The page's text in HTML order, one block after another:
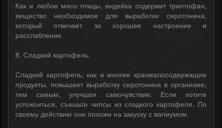
Как и любое мясо птицы, индейка содержит триптофан,
вещество необходимое для выработки серотонина,
который отвечает за хорошее настроение и
расслабление.
8. Сладкий картофель.
Сладкий картофель, как и многие крахмалосодержащие
продукты, повышает выработку серотонина в организме,
тем самым, улучшая самочувствие. Если хотите
успокоиться, съешьте чипсы из сладкого картофеля. По
своему действию они похожи на закуску с валиумом.